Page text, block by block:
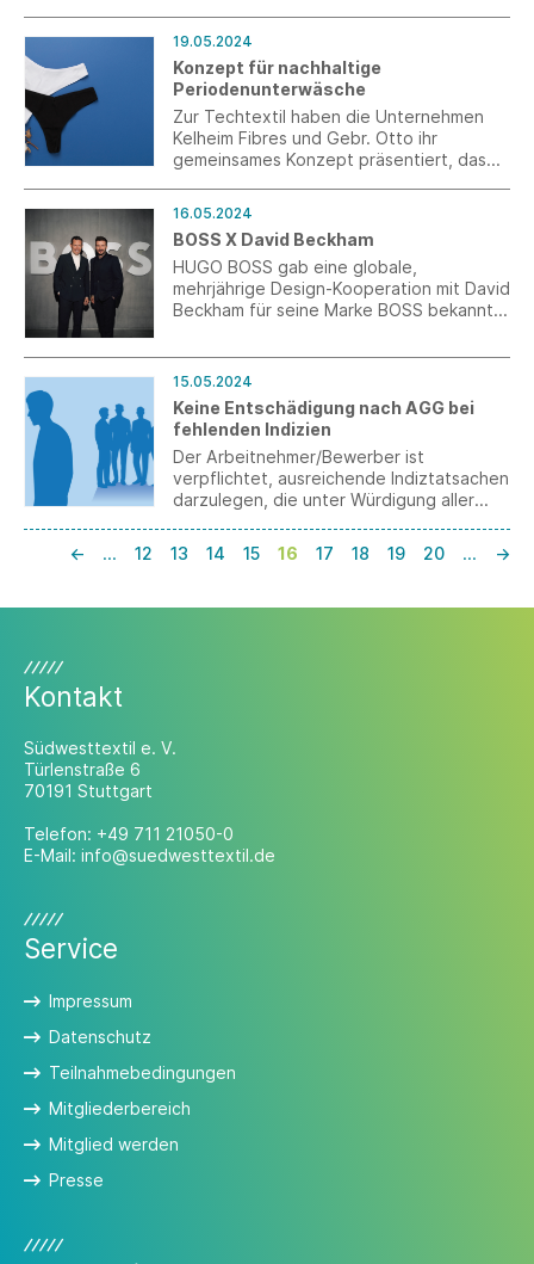
Stretchhose jede Bewegung und sorgt in
Verbindung mit dem dehnbaren
Hosenbund in jeder Arbeitsposition für
Bequemlichkeit – selbst in der Hocke und
beim Knien.
19.05.2024
Konzept für nachhaltige
Periodenunterwäsche
Zur Techtextil haben die Unternehmen
Kelheim Fibres und Gebr. Otto ihr
gemeinsames Konzept präsentiert, das
Gemeinschaftsstand zeigten die
Innovationspartner ihre Lösung einer
Periodenunterwäsche aus biobasierten
Materialien, die sich durch herausragende
Performancewerte auszeichnet.
16.05.2024
BOSS X David Beckham
HUGO BOSS gab eine globale,
mehrjährige Design-Kooperation mit David
Beckham für seine Marke BOSS bekannt.
Menswear-Kollektionen von BOSS in den
nächsten Jahren vorantreiben und neu
gestalten.
15.05.2024
Keine Entschädigung nach AGG bei
fehlenden Indizien
Der Arbeitnehmer/Bewerber ist
verpflichtet, ausreichende Indiztatsachen
darzulegen, die unter Würdigung aller
schließen lassen, dass eine
Benachteiligung wegen eines in § 1 AGG
überwiegend wahrscheinlich ist.
← … 12 13 14 15 16 17 18 19 20 … →
Kontakt
Südwesttextil e. V.
Türlenstraße 6
70191 Stuttgart
Telefon: +49 711 21050-0
E-Mail: info@suedwesttextil.de
Service
Impressum
Datenschutz
Teilnahmebedingungen
Mitgliederbereich
Mitglied werden
Presse